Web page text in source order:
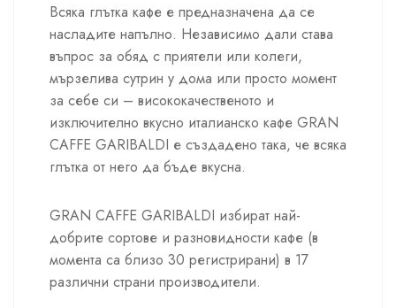
Всяка глътка кафе е предназначена да се
насладите напълно. Независимо дали става
въпрос за обяд с приятели или колеги,
мързелива сутрин у дома или просто момент
за себе си – висококачественото и
изключително вкусно италианско кафе GRAN
CAFFE GARIBALDI е създадено така, че всяка
глътка от него да бъде вкусна.
GRAN CAFFE GARIBALDI избират най-
добрите сортове и разновидности кафе (в
момента са близо 30 регистрирани) в 17
различни страни производители.